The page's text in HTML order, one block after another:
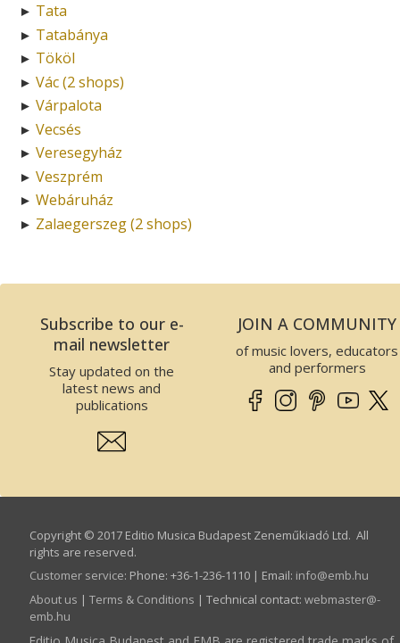
► Tata
► Tatabánya
► Tököl
► Vác (2 shops)
► Várpalota
► Vecsés
► Veresegyház
► Veszprém
► Webáruház
► Zalaegerszeg (2 shops)
Subscribe to our e-
mail newsletter
Stay updated on the
latest news and
publications
JOIN A COMMUNITY
of music lovers, educators
and performers
Copyright © 2017 Editio Musica Budapest Zeneműkiadó Ltd. All
rights are reserved.
Customer service: Phone: +36-1-236-1110 | Email: info­@­emb.hu
About us | Terms & Conditions | Technical contact: webmaster­@­
emb.hu